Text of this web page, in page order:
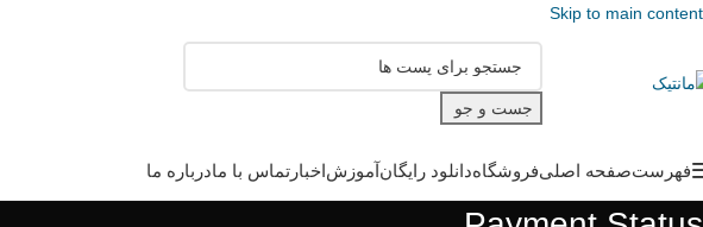
Skip to main content
جست و جو
فهرستصفحه اصلیفروشگاهدانلود رایگانآموزشاخبار تماس با مادرباره ما